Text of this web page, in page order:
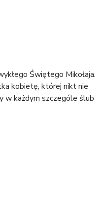
Świętego Mikołaja.
kobietę, której nikt nie
w każdym szczególe ślub